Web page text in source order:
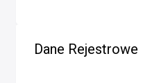
Dane Rejestrowe